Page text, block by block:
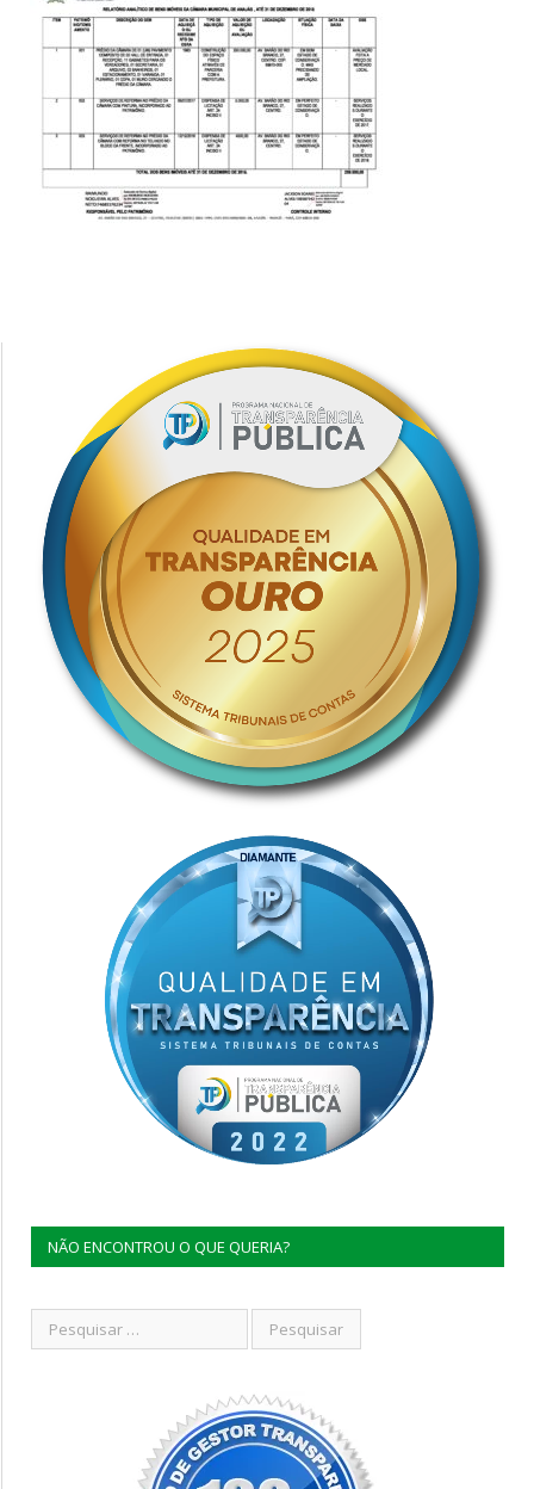
NÃO ENCONTROU O QUE QUERIA?